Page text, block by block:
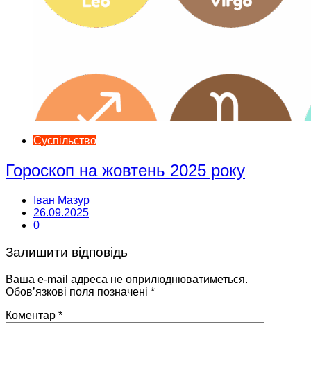
Суспільство
Гороскоп на жовтень 2025 року
Іван Мазур
26.09.2025
0
Залишити відповідь
Ваша e-mail адреса не оприлюднюватиметься.
Обов’язкові поля позначені *
Коментар *